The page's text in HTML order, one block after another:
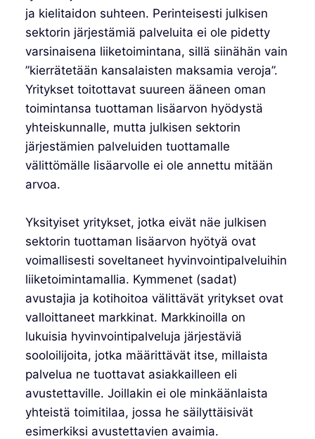
ja kielitaidon suhteen. Perinteisesti julkisen
sektorin järjestämiä palveluita ei ole pidetty
varsinaisena liiketoimintana, sillä siinähän vain
”kierrätetään kansalaisten maksamia veroja”.
Yritykset toitottavat suureen ääneen oman
toimintansa tuottaman lisäarvon hyödystä
yhteiskunnalle, mutta julkisen sektorin
järjestämien palveluiden tuottamalle
välittömälle lisäarvolle ei ole annettu mitään
arvoa.
Yksityiset yritykset, jotka eivät näe julkisen
sektorin tuottaman lisäarvon hyötyä ovat
voimallisesti soveltaneet hyvinvointipalveluihin
liiketoimintamallia. Kymmenet (sadat)
avustajia ja kotihoitoa välittävät yritykset ovat
valloittaneet markkinat. Markkinoilla on
lukuisia hyvinvointipalveluja järjestäviä
sooloilijoita, jotka määrittävät itse, millaista
palvelua ne tuottavat asiakkailleen eli
avustettaville. Joillakin ei ole minkäänlaista
yhteistä toimitilaa, jossa he säilyttäisivät
esimerkiksi avustettavien avaimia.